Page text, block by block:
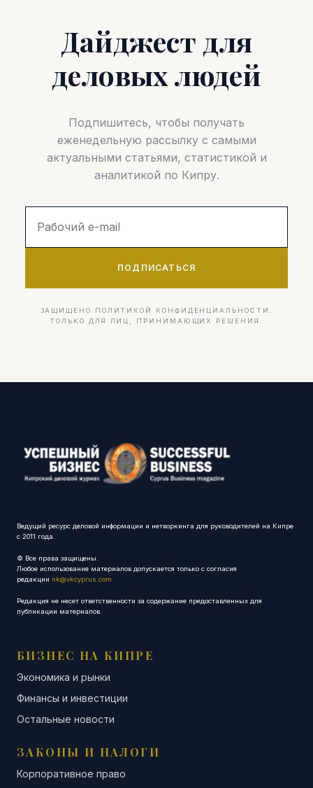
Дайджест для
деловых людей
Подпишитесь, чтобы получать
еженедельную рассылку с самыми
актуальными статьями, статистикой и
аналитикой по Кипру.
ПОДПИСАТЬСЯ
ЗАЩИЩЕНО ПОЛИТИКОЙ КОНФИДЕНЦИАЛЬНОСТИ.
ТОЛЬКО ДЛЯ ЛИЦ, ПРИНИМАЮЩИХ РЕШЕНИЯ.
Ведущий ресурс деловой информации и нетворкинга для руководителей на Кипре
с 2011 года.
© Все права защищены.
Любое использование материалов допускается только с согласия
редакции nk@vkcyprus.com
Редакция не несет ответственности за содержание предоставленных для
публикации материалов.
БИЗНЕС НА КИПРЕ
Экономика и рынки
Финансы и инвестиции
Остальные новости
ЗАКОНЫ И НАЛОГИ
Корпоративное право